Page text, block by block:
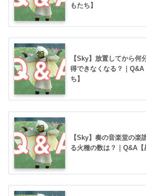
もたち】
【Sky】放置してから何
得できなくなる？｜
ち】
【Sky】奏の音楽堂の楽
る火種の数は？｜Q&A【